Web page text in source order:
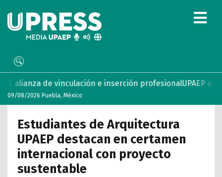
e inserción profesionalUPAEP estrena ‘Volar’,
09/08/2026 Puebla, México
Estudiantes de Arquitectura
UPAEP destacan en certamen
internacional con proyecto
sustentable